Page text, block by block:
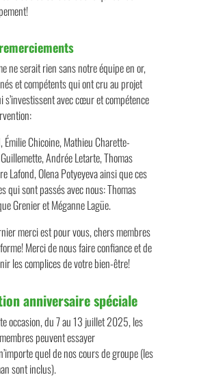
ne serait rien sans notre équipe en or,
et compétents qui ont cru au projet
s’investissent avec cœur et compétence
Émilie Chicoine, Mathieu Charette-
Andrée Letarte, Thomas
Lafond, Olena Potyeyeva ainsi que ces
qui sont passés avec nous: Thomas
Grenier et Méganne Lagüe.
merci est pour vous, chers membres
Merci de nous faire confiance et de
les complices de votre bien-être!
anniversaire spéciale
occasion, du 7 au 13 juillet 2025, les
peuvent essayer
quel de nos cours de groupe (les
sont inclus).